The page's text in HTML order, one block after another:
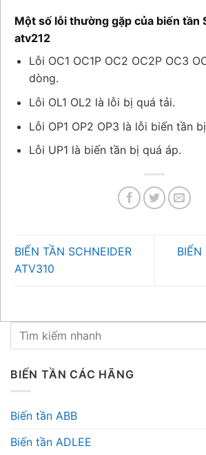
BIẾN TẦN CÁC HÃNG
Biến tần ABB
Biến tần ADLEE
Một số lỗi thường gặp của biến tần
atv212
Lỗi OC1 OC1P OC2 OC2P OC3
dòng.
Lỗi OL1 OL2 là lỗi bị quá tải.
Lỗi OP1 OP2 OP3 là lỗi biến tần
Lỗi UP1 là biến tần bị quá áp.
BIẾN TẦN SCHNEIDER
ATV310
BIẾN